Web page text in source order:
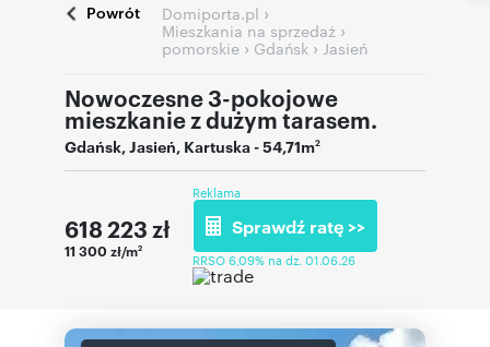
Powrót Domiporta.pl ›
Mieszkania na sprzedaż ›
pomorskie › Gdańsk › Jasień
Nowoczesne 3-pokojowe
mieszkanie z dużym tarasem.
Gdańsk,Jasień, Kartuska- 54,71m2
618 223 zł
11 300 zł/m2
Reklama
Sprawdź ratę >>
RRSO 6,09% na dz. 01.06.26